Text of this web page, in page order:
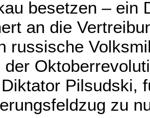
besetzen – ein
an die
russische
der
Pilsudski,
zu